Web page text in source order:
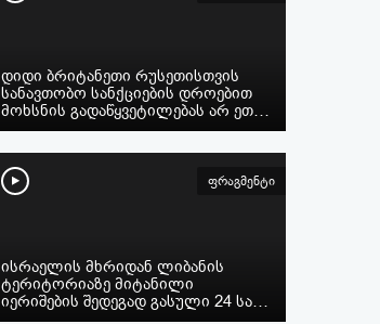
დიდი ბრიტანეთი რუსეთისთვის
სანავთობო სანქციების დროებით
მოხსნის გადაწყვეტილებას არ ეთ…
ფრაგმენტი
ისრაელის მხრიდან ლიბანის
ტერიტორიაზე მიტანილი
იერიშების შედეგად გასული 24 სა…